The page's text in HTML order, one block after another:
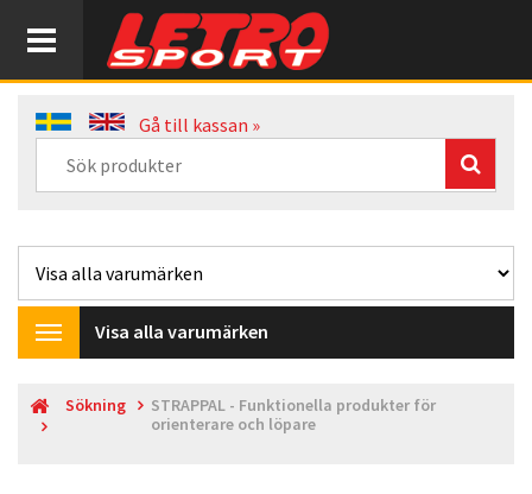
Gå till kassan »
Toggle
navigation
Visa alla varumärken
Sökning
STRAPPAL - Funktionella produkter för
orienterare och löpare